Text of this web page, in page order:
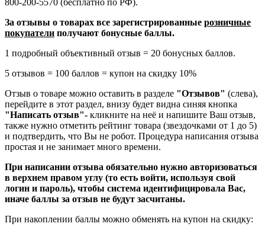
За отзывы о товарах все зарегистрированные розничные
покупатели получают бонусные баллы.
1 подробный объективный отзыв = 20 бонусных баллов.
5 отзывов = 100 баллов = купон на скидку 10%
Отзыв о товаре можно оставить в разделе "Отзывов" (слева),
перейдите в этот раздел, внизу будет видна синяя кнопка
"Написать отзыв"- кликните на неё и напишите Ваш отзыв,
также нужно отметить рейтинг товара (звездочками от 1 до 5)
и подтвердить, что Вы не робот. Процедура написания отзыва
простая и не занимает много времени.
При написании отзыва обязательно нужно авторизоваться
в верхнем правом углу (то есть войти, используя свой
логин и пароль), чтобы система идентифицировала Вас,
иначе баллы за отзыв не будут засчитаны.
При накоплении баллы можно обменять на купон на скидку: